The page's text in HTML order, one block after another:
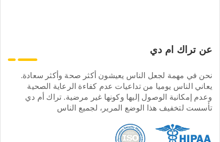
عن تراك ام دي
نحن في مهمة لجعل الناس يعيشون أكثر صحة وأكثر سعادة.
يعاني الناس يوميا من تداعيات عدم كفاءة الرعاية الصحية
وعدم إمكانية الوصول إليها وكونها غير مرضية. تراك أم دي
تأسست لتخفيف هذا الوضع المرير، لجميع الناس